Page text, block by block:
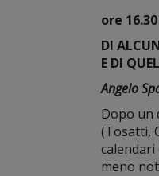
ore 16.30
DI
E DI
Angelo
Dopo un
(Tosatti,
meno